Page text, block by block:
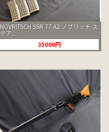
NOVRITSCH SSR 77 A2 ノブリッチ ス
テア...
35000円